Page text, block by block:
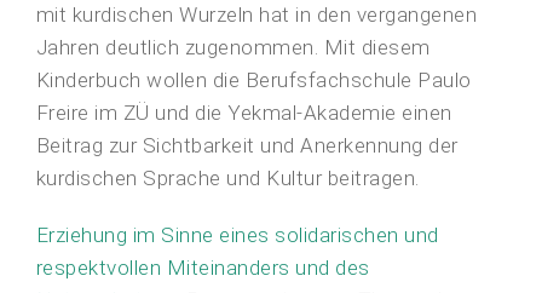
mit kurdischen Wurzeln hat in den vergangenen
Jahren deutlich zugenommen. Mit diesem
Kinderbuch wollen die Berufsfachschule Paulo
Freire im ZÜ und die Yekmal-Akademie einen
Beitrag zur Sichtbarkeit und Anerkennung der
kurdischen Sprache und Kultur beitragen.
Erziehung im Sinne eines solidarischen und
respektvollen Miteinanders und des